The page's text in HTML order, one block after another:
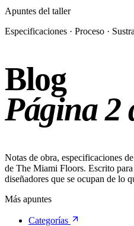
Apuntes del taller
Especificaciones · Proceso ·
Blog
Página 2
Notas de obra, especificaciones
de The Miami Floors. Escrito
diseñadores que se ocupan de lo
Más apuntes
Categorías